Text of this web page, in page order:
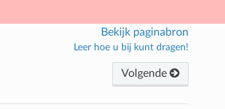
Bekijk paginabron
Leer hoe u bij kunt dragen!
Volgende